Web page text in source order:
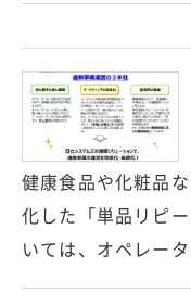
健康食品や化粧品
化した「単品リピ
いては、オペレー